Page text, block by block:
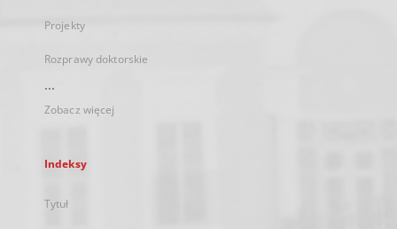
Projekty
Rozprawy doktorskie
...
Zobacz więcej
Indeksy
Tytuł